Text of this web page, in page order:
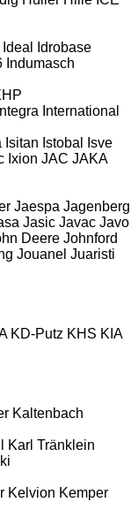
Ideal
Idrobase
Indumasch
Integra International
Isitan Istobal
Isve
Ixion JAC JAKA
Jaespa Jagenberg
Jasic Javac Javo
Deere Johnford
Jouanel Juaristi
KD-Putz KHS KIA
Kaltenbach
Karl Tränklein
Kelvion Kemper